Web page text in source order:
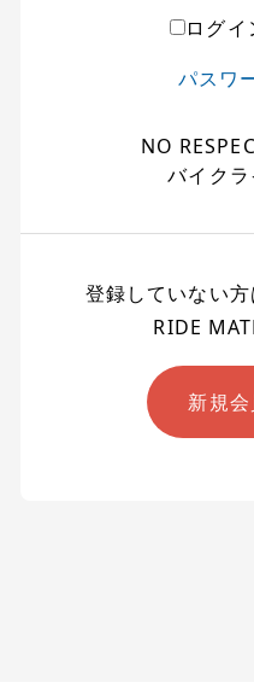
ログ
パスワ
NO
バイクラ
登録していない
RIDE
新規